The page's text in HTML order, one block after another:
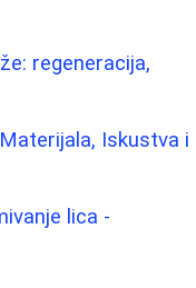
regeneracija,
Iskustva i
lica -